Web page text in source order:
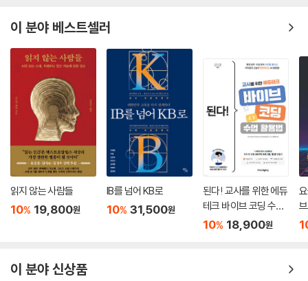
주제 : 오늘 야식은?
5. 사례 ⑤ - 1:1 하브루타 _ 296
주제 : 약속을 잘 지키지 않는 중학교 2학년 딸과 엄마
에필로그 _ 303
참고문헌 _ 309
부록 _ 312
용해서 깊은 인상 남기기 등이 있습니다.
역사 논쟁 하브루타에서는 상상이나 자신의 생각이 아닌 역사적 사실이나
인물의 ‘실제 행동’에서 근거를 찾아 전개해야 하는 것이 다릅니다.
---「3부. 서로 다른 입장에서 문제를 해결하는 가족 논쟁 하브루타」중에서
찬성 측 질문 중2년 아들
예, 비슷하게 답변해 주셨습니다. 이러한 공익단체를 이끌어 온 샤키 교수
는 ‘정부는 로봇 으로 돈을 우선시하는 데에만 힘을 쏟을 것이 아니라 사회
적 위험성도 함께 고려해야 한 다’고 주장하고 있습니다. 이처럼 우리 사회
의 곳곳에서 인공지능을 개발하거나 이용하는 데 적절한 정책을 만들어서
사회적 책임을 강화해야 한다는 주장이 많다는 것을 말씀드립 니다.
강해서 양심 있는 학자들이 사 람들에게 피해가 적은 로봇을 개발해야 한
이 분야 베스트셀러
읽지 않는 사람들
10% 19,800원
IB를 넘어 KB로
10% 31,500원
된다! 교사를 위한 에듀
테크 바이브 코딩 수업
활용법
10% 18,900원
h
이 분야 신상품